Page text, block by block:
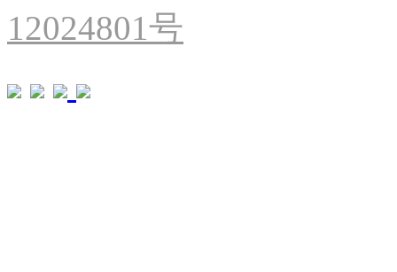
12024801号